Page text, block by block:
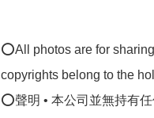
⭕All photos are for
copyrights belong to the
⭕聲明 • 本公司並無持有